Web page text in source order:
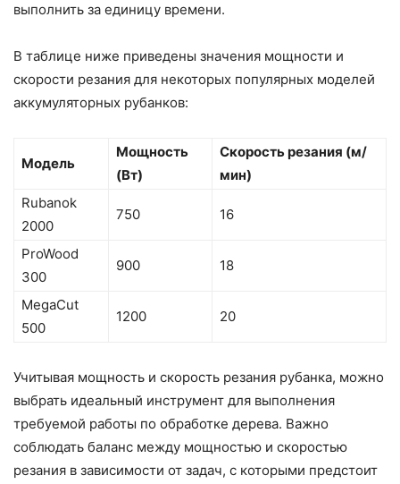
выполнить за единицу времени.
В таблице ниже приведены значения мощности и
скорости резания для некоторых популярных моделей
аккумуляторных рубанков:
Модель
Мощность
(Вт)
Скорость резания (м/
мин)
Rubanok
2000
750 16
ProWood
300
900 18
MegaCut
500
1200 20
Учитывая мощность и скорость резания рубанка, можно
выбрать идеальный инструмент для выполнения
требуемой работы по обработке дерева. Важно
соблюдать баланс между мощностью и скоростью
резания в зависимости от задач, с которыми предстоит